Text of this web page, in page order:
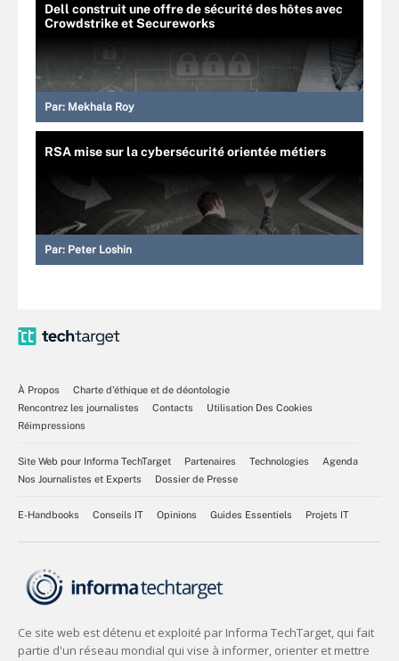
Dell construit une offre de sécurité des hôtes avec
Crowdstrike et Secureworks
Par: Mekhala Roy
RSA mise sur la cybersécurité orientée métiers
Par: Peter Loshin
À Propos
Charte d’éthique et de déontologie
Rencontrez les journalistes
Contacts
Utilisation Des Cookies
Réimpressions
Site Web pour Informa TechTarget Partenaires Technologies
Agenda
Nos Journalistes et Experts
Dossier de Presse
E-Handbooks Conseils IT Opinions Guides Essentiels Projets IT